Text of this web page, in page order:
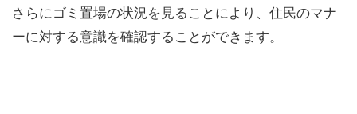
さらにゴミ置場の状況を見ることにより、住民のマナ
ーに対する意識を確認することができます。